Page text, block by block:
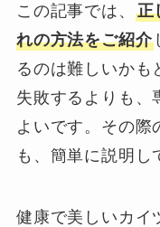
この記事では、 正
れの方法をご紹介
るのは難しいかも
失敗するよりも、
よいです。その際
も、簡単に説明し
健康で美しいカイ